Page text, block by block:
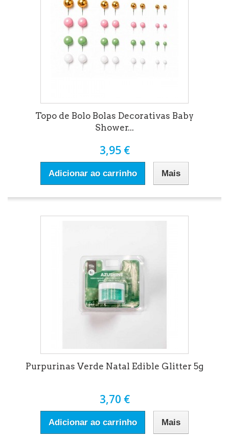
Topo de Bolo Bolas Decorativas Baby
Shower...
3,95 €
Adicionar ao carrinho Mais
Purpurinas Verde Natal Edible Glitter 5g
3,70 €
Adicionar ao carrinho Mais